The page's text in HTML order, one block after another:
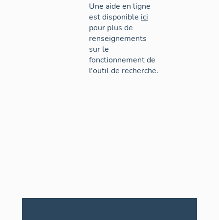
Une aide en ligne
est disponible ici
pour plus de
renseignements
sur le
fonctionnement de
l'outil de recherche.